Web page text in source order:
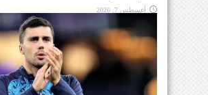
أغسطس 7, 2026